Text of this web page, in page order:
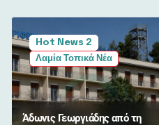
Hot News 2
Λαμία Τοπικά Νέα
Άδωνις Γεωργιάδης από τη